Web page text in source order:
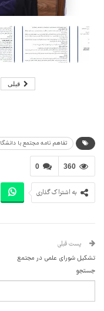
قبلی
تفاهم نامه مجتمع با
0 360
به اشتراک گذاری
پست قبلی
تشکیل شورای علمی در مجتمع
جستجو